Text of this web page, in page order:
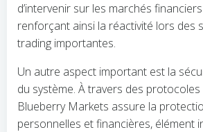
d’intervenir sur les marchés
renforçant ainsi la réactivité lors des
trading importantes.
Un autre aspect important est la
du système. À travers des
Blueberry Markets assure la
personnelles et financières, élément